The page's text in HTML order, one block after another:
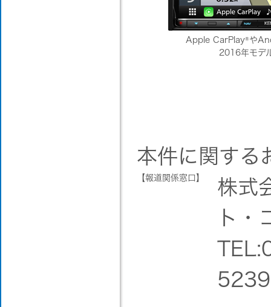
Apple CarPlay®や
2016年モデ
本件に関する
【報道関係窓口】
株式
ト・
5239